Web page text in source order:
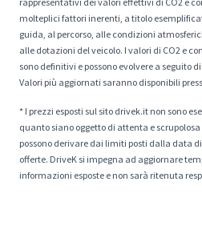
molteplici fattori inerenti, a titolo
guida, al percorso, alle condizioni
alle dotazioni del veicolo. I valori di CO2 e
sono definitivi e possono evolvere a seguito
Valori più aggiornati saranno disponibili
* I prezzi esposti sul sito drivek.it non sono
quanto siano oggetto di attenta e
possono derivare dai limiti posti dalla data
offerte. DriveK si impegna ad aggiornare
informazioni esposte e non sarà ritenuta